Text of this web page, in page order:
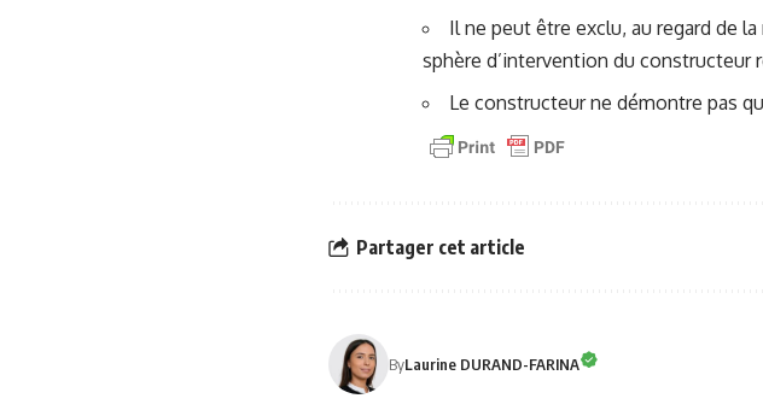
Il ne peut être exclu, au regard de
sphère d’intervention du constructeur
Le constructeur ne démontre pas
Partager cet article
ByLaurine DURAND-FARINA